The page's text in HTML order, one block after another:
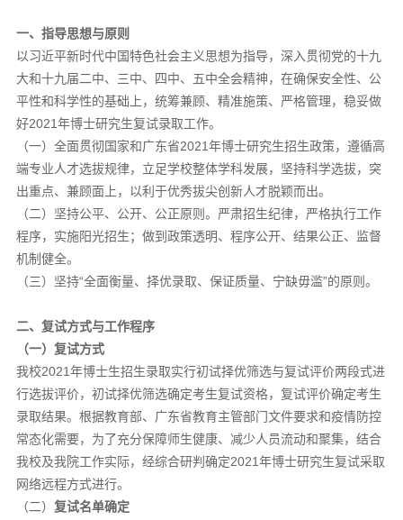
一、指导思想与原则
以习近平新时代中国特色社会主义思想为指导，深入贯彻党的十九
大和十九届二中、三中、四中、五中全会精神，在确保安全性、公
平性和科学性的基础上，统筹兼顾、精准施策、严格管理，稳妥做
好2021年博士研究生复试录取工作。
（一）全面贯彻国家和广东省2021年博士研究生招生政策，遵循高
端专业人才选拔规律，立足学校整体学科发展，坚持科学选拔，突
出重点、兼顾面上，以利于优秀拔尖创新人才脱颖而出。
（二）坚持公平、公开、公正原则。严肃招生纪律，严格执行工作
程序，实施阳光招生；做到政策透明、程序公开、结果公正、监督
机制健全。
（三）坚持“全面衡量、择优录取、保证质量、宁缺毋滥”的原则。
二、复试方式与工作程序
（一）复试方式
我校2021年博士生招生录取实行初试择优筛选与复试评价两段式进
行选拔评价，初试择优筛选确定考生复试资格，复试评价确定考生
录取结果。根据教育部、广东省教育主管部门文件要求和疫情防控
常态化需要，为了充分保障师生健康、减少人员流动和聚集，结合
我校及我院工作实际，经综合研判确定2021年博士研究生复试采取
网络远程方式进行。
（二） 复试名单确定